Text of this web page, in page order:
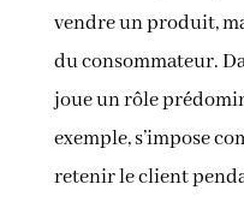
vendre un produit,
du consommateur.
joue un rôle
exemple, s’impose
retenir le client